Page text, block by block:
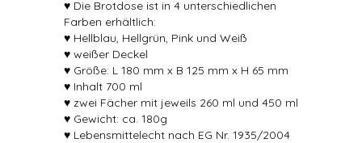
♥ Die Brotdose ist in 4 unterschiedlichen
Farben erhältlich:
♥ Hellblau, Hellgrün, Pink und Weiß
♥ weißer Deckel
♥ Größe: L 180 mm x B 125 mm x H 65 mm
♥ Inhalt 700 ml
♥ zwei Fächer mit jeweils 260 ml und 450 ml
♥ Gewicht: ca. 180g
♥ Lebensmittelecht nach EG Nr. 1935/2004